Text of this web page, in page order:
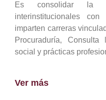
Es consolidar la
interinstitucionales
imparten carreras
Procuraduría,
social y prácticas
Ver más